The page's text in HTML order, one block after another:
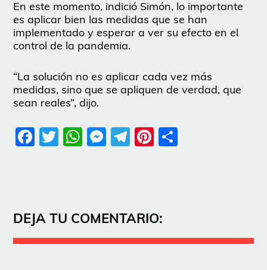
En este momento, indició Simón, lo importante
es aplicar bien las medidas que se han
implementado y esperar a ver su efecto en el
control de la pandemia.
“La solución no es aplicar cada vez más
medidas, sino que se apliquen de verdad, que
sean reales”, dijo.
Facebook
Twitter
WhatsApp
Messenger
Telegram
Pinterest
DEJA TU COMENTARIO: